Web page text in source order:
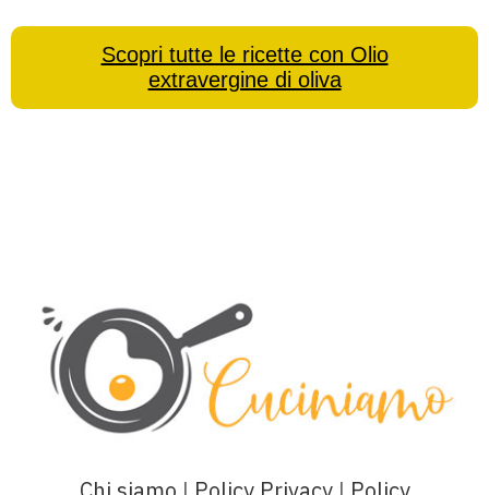
Scopri tutte le ricette con Olio
extravergine di oliva